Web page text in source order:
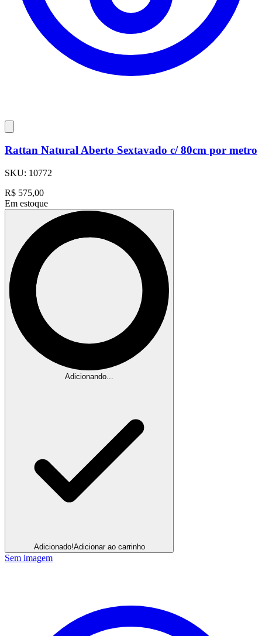
Rattan Natural Aberto Sextavado c/ 80cm por metro
SKU: 10772
R$ 575,00
Em estoque
Adicionando...
Adicionado!Adicionar ao carrinho
Sem imagem